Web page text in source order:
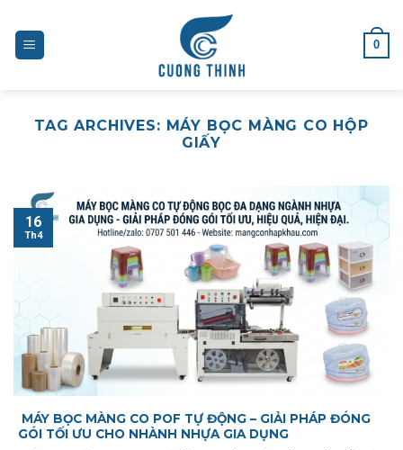
content
0
TAG ARCHIVES: MÁY BỌC MÀNG CO HỘP
GIẤY
MÁY BỌC MÀNG CO POF TỰ ĐỘNG – GIẢI PHÁP ĐÓNG
GÓI TỐI ƯU CHO NHÀNH NHỰA GIA DỤNG
16
Th4